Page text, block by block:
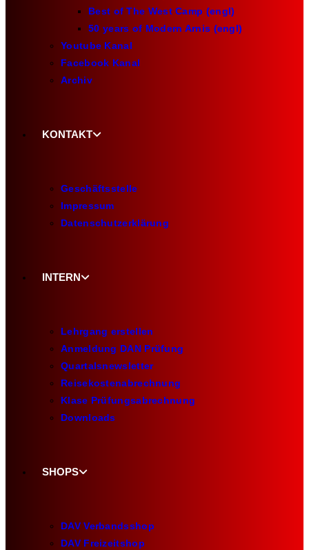
Best of The West Camp (engl)
50 years of Modern Arnis (engl)
Youtube Kanal
Facebook Kanal
Archiv
KONTAKT
Geschäftsstelle
Impressum
Datenschutzerklärung
INTERN
Lehrgang erstellen
Anmeldung DAN Prüfung
Quartalsnewsletter
Reisekostenabrechnung
Klase Prüfungsabrechnung
Downloads
SHOPS
DAV Verbandsshop
DAV Freizeitshop